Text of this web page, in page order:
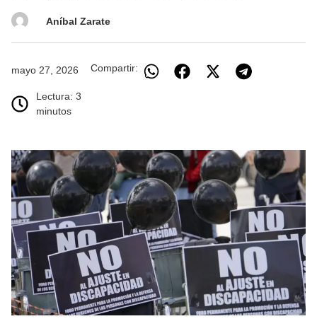
Aníbal Zarate
mayo 27, 2026
Lectura: 3
minutos
Compartir: